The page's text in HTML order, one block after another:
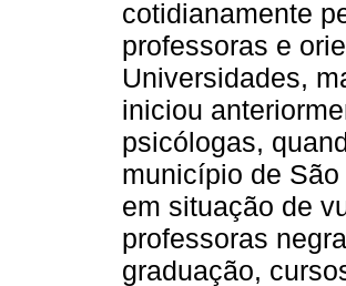
cotidianamente
professoras e
Universidades,
iniciou
psicólogas,
município de
em situação de
professoras
graduação,